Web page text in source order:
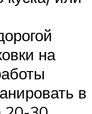
на
в